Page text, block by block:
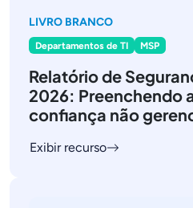
LIVRO BRANCO
Departamentos de TI MSP
Relatório de
2026: Preenchendo
confiança não
Exibir recurso